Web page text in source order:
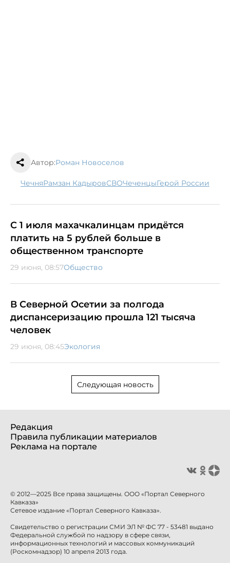
Автор:Роман Новоселов
Чечня Рамзан Кадыров СВО чеченцы Герой России
С 1 июля махачкалинцам придётся
платить на 5 рублей больше в
общественном транспорте
29 июня, 08:57Общество
В Северной Осетии за полгода
диспансеризацию прошла 121 тысяча
человек
29 июня, 08:45Экология
Следующая новость
Редакция
Правила публикации материалов
Реклама на портале
© 2012—2025 Все права защищены. ООО «Портал Северного
Кавказа»
Сетевое издание «Портал Северного Кавказа».
Свидетельство о регистрации СМИ ЭЛ № ФС 77 - 53481 выдано
Федеральной службой по надзору в сфере связи,
информационных технологий и массовых коммуникаций
(Роскомнадзор) 10 апреля 2013 года.